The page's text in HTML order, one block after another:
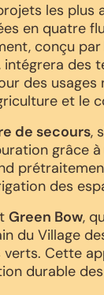
les plus
en quatre
conçu par
intégrera des
des
et le
de secours,
grâce
des
Green Bow,
du Village
verts. Cette
durable